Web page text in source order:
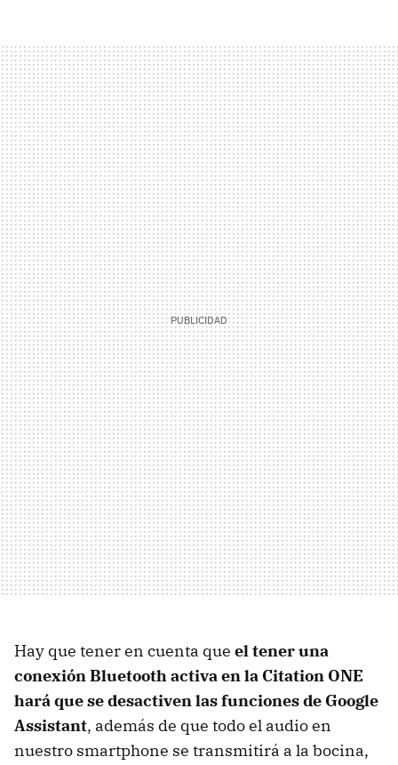
Hay que tener en cuenta que el tener una
conexión Bluetooth activa en la Citation ONE
hará que se desactiven las funciones de Google
Assistant, además de que todo el audio en
nuestro smartphone se transmitirá a la bocina,